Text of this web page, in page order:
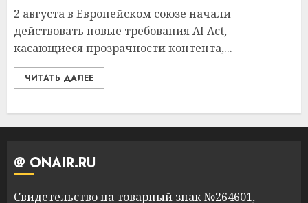
2 августа в Европейском союзе начали
действовать новые требования AI Act,
касающиеся прозрачности контента,...
ЧИТАТЬ ДАЛЕЕ
@ ONAIR.RU
Свидетельство на товарный знак №264601,